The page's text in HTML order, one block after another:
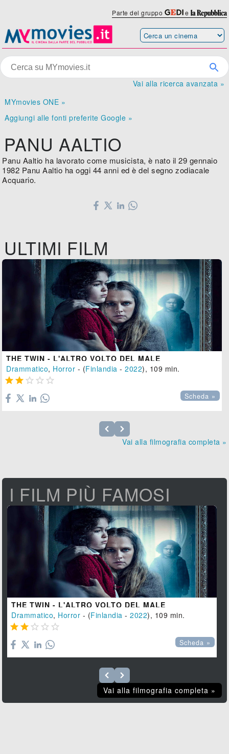
Parte del gruppo e
Vai alla ricerca avanzata »
MYmovies ONE »
Aggiungi alle fonti preferite Google »
PANU AALTIO
Panu Aaltio ha lavorato come musicista, è nato il 29 gennaio
1982 Panu Aaltio ha oggi 44 anni ed è del segno zodiacale
Acquario.
ULTIMI FILM
THE TWIN - L'ALTRO VOLTO DEL MALE
Drammatico, Horror - (Finlandia -2022), 109 min.
    
Scheda »
Vai alla filmografia completa »
I FILM PIÙ FAMOSI
THE TWIN - L'ALTRO VOLTO DEL MALE
Drammatico, Horror - (Finlandia -2022), 109 min.
    
Scheda »
Vai alla filmografia completa »